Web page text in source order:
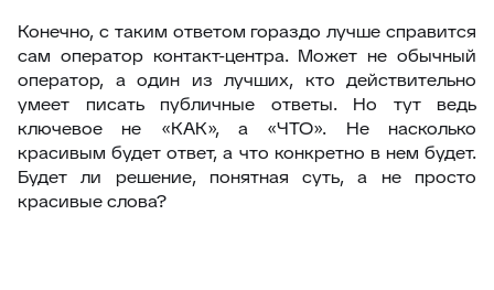
Конечно, с таким ответом гораздо лучше справится
сам оператор контакт-центра. Может не обычный
оператор, а один из лучших, кто действительно
умеет писать публичные ответы. Но тут ведь
ключевое не «КАК», а «ЧТО». Не насколько
красивым будет ответ, а что конкретно в нем будет.
Будет ли решение, понятная суть, а не просто
красивые слова?